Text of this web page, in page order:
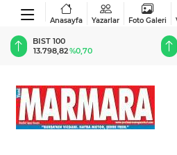
Anasayfa Yazarlar Foto Galeri
BIST 100
13.798,82%0,70